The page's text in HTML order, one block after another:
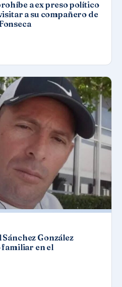
a ex preso político
a su compañero de
González
familiar en el